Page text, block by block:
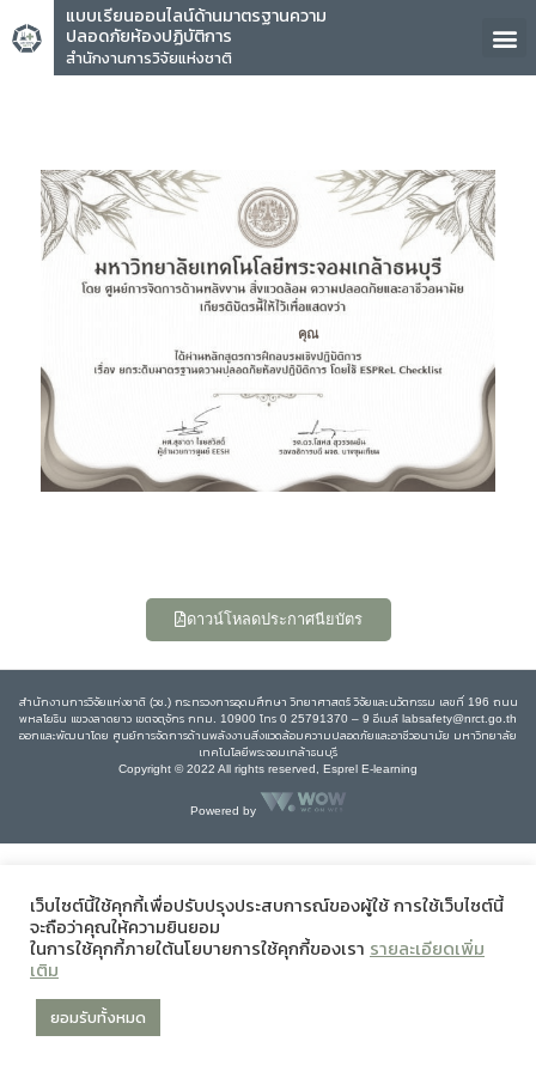
แบบเรียนออนไลน์ด้านมาตรฐานความ
ปลอดภัยห้องปฏิบัติการ
สำนักงานการวิจัยแห่งชาติ
คุณ
ดาวน์โหลดประกาศนียบัตร
สำนักงานการวิจัยแห่งชาติ (วช.) กระทรวงการอุดมศึกษา วิทยาศาสตร์ วิจัยและนวัตกรรม เลขที่ 196 ถนน
พหลโยธิน แขวงลาดยาว เขตจตุจักร กทม. 10900 โทร 0 25791370 – 9 อีเมล์ labsafety@nrct.go.th
ออกและพัฒนาโดย ศูนย์การจัดการด้านพลังงานสิ่งแวดล้อมความปลอดภัยและอาชีวอนามัย มหาวิทยาลัย
เทคโนโลยีพระจอมเกล้าธนบุรี
Copyright © 2022 All rights reserved, Esprel E-learning
Powered by
เว็บไซต์นี้ใช้คุกกี้เพื่อปรับปรุงประสบการณ์ของผู้ใช้ การใช้เว็บไซต์นี้
จะถือว่าคุณให้ความยินยอม
ในการใช้คุกกี้ภายใต้นโยบายการใช้คุกกี้ของเรา รายละเอียดเพิ่ม
เติม
ยอมรับทั้งหมด